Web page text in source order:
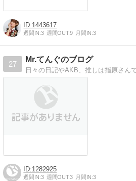
1443617
週間IN:3 週間OUT:9 月間IN:3
27
Mr.てんぐのブログ
1282925
週間IN:3 週間OUT:3 月間IN:3